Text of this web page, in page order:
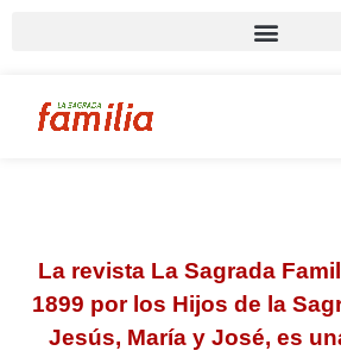
La revista La Sagrada
1899 por los Hijos de la
Jesús, María y José, es